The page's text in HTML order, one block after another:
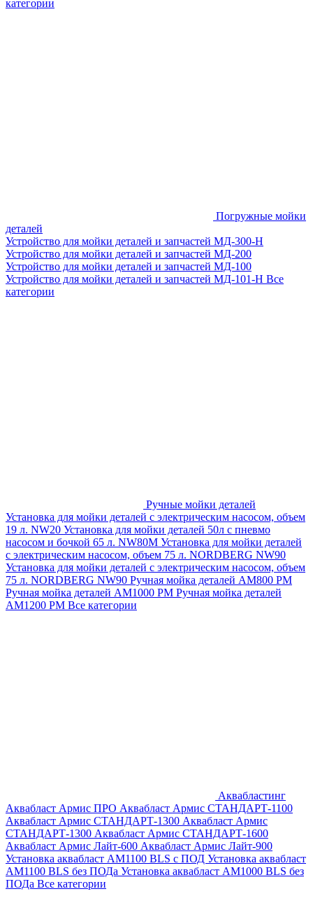
категории
Погружные мойки
деталей
Устройство для мойки деталей и запчастей МД-300-H
Устройство для мойки деталей и запчастей МД-200
Устройство для мойки деталей и запчастей МД-100
Устройство для мойки деталей и запчастей МД-101-Н Все
категории
Ручные мойки деталей
Установка для мойки деталей с электрическим насосом, объем
19 л. NW20 Установка для мойки деталей 50л с пневмо
насосом и бочкой 65 л. NW80M Установка для мойки деталей
с электрическим насосом, объем 75 л. NORDBERG NW90
Установка для мойки деталей с электрическим насосом, объем
75 л. NORDBERG NW90 Ручная мойка деталей АМ800 РМ
Ручная мойка деталей АМ1000 РМ Ручная мойка деталей
АМ1200 РМ Все категории
Аквабластинг
Аквабласт Армис ПРО Аквабласт Армис СТАНДАРТ-1100
Аквабласт Армис СТАНДАРТ-1300 Аквабласт Армис
СТАНДАРТ-1300 Аквабласт Армис СТАНДАРТ-1600
Аквабласт Армис Лайт-600 Аквабласт Армис Лайт-900
Установка аквабласт AM1100 BLS с ПОД Установка аквабласт
AM1100 BLS без ПОДа Установка аквабласт AM1000 BLS без
ПОДа Все категории